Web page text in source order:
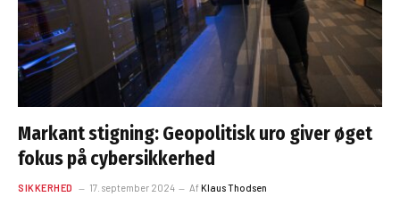
Markant stigning: Geopolitisk uro giver øget
fokus på cybersikkerhed
SIKKERHED 17. september 2024 AfKlaus Thodsen